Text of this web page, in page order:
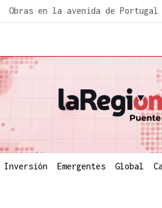
Obras en la avenida de Portugal
Inversión Emergentes Global